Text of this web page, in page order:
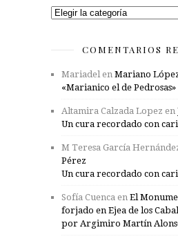
Categorías
COMENTARIOS
Mariadelen Mariano
«Marianico el de Pedrosas»
Altamira Calzada Lopez en
Un cura recordado con
M Teresa García
Pérez
Un cura recordado con
Sofía Cuenca en El
forjado en Ejea de los
por Argimiro Martín